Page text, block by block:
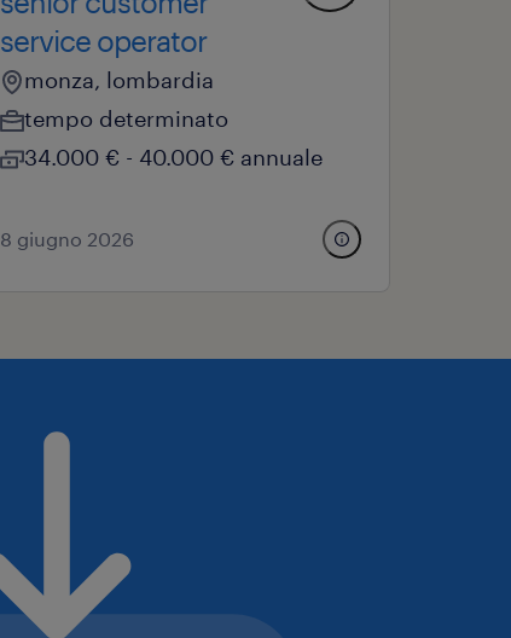
service operator
monza, lombardia
tempo determinato
34.000 € - 40.000 € annuale
8 giugno 2026